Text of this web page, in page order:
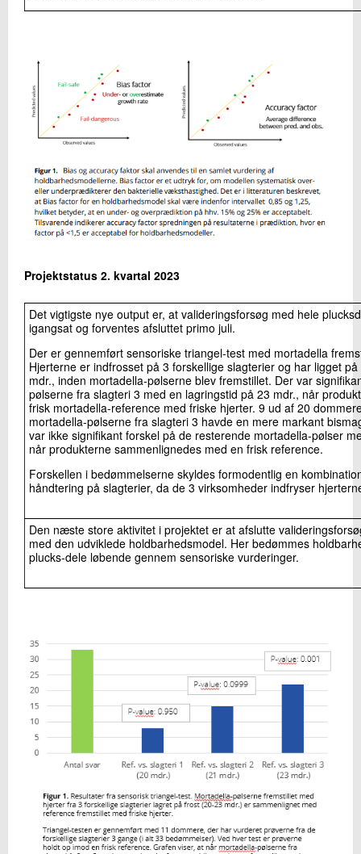
Projektstatus 2. kvartal 2023
Det vigtigste nye output er, at valideringsforsøg med hele
igangsat og forventes afsluttet primo juli.
Der er gennemført sensoriske triangel-test med mortadella
Hjerterne er indfrosset på 3 forskellige slagterier og har ligget
mdr., inden mortadella-pølserne blev fremstillet. Der var
pølserne fra slagteri 3 med en lagringstid på 23 mdr., når
frisk mortadella-reference med friske hjerter. 9 ud af 20
mortadella-pølserne fra slagteri 3 havde en mere markant
var ikke signifikant forskel på de resterende mortadella-pølser
når produkterne sammenlignedes med en frisk reference.
Forskellen i bedømmelserne skyldes formodentlig en
håndtering på slagterier, da de 3 virksomheder indfryser
Den næste store aktivitet i projektet er at afslutte
med den udviklede holdbarhedsmodel. Her bedømmes
plucks-dele løbende gennem sensoriske vurderinger.